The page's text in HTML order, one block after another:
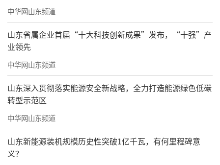
中华网山东频道
山东省属企业首届“十大科技创新成果”发布，“十强”产
业领先
中华网山东频道
山东深入贯彻落实能源安全新战略，全力打造能源绿色低碳
转型示范区
中华网山东频道
山东新能源装机规模历史性突破1亿千瓦，有何里程碑意
义？